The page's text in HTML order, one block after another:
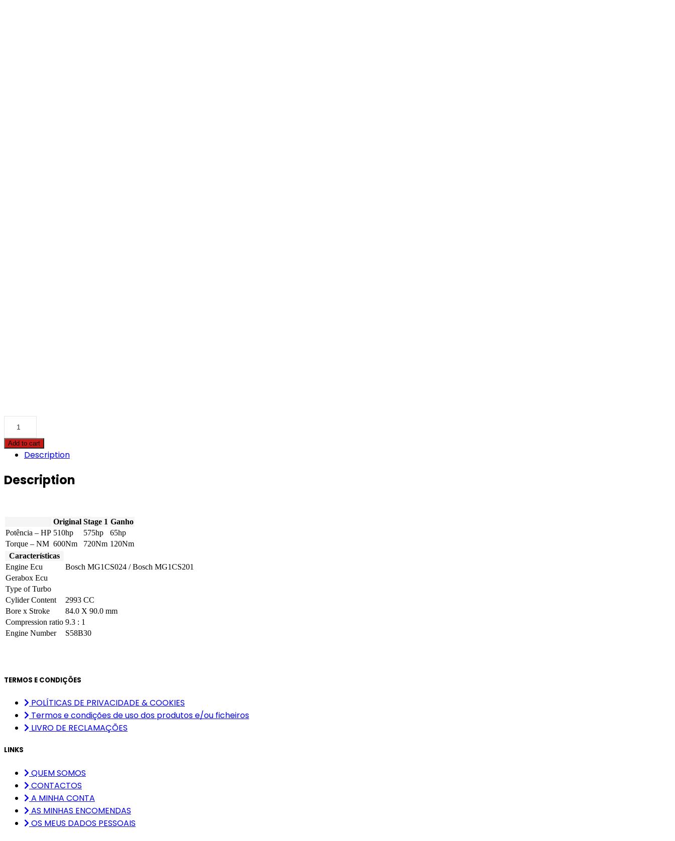
X4
M
xDrive
Steptronic
Add to cart
Description
Description
Original Stage 1 Ganho
Potência – HP 510hp 575hp
65hp
Torque – NM 600Nm 720Nm 120Nm
Características
Engine Ecu
Bosch MG1CS024 / Bosch MG1CS201
Gerabox Ecu
Type of Turbo
Cylider Content
2993 CC
Bore x Stroke
84.0 X 90.0 mm
Compression ratio 9.3 : 1
Engine Number
S58B30
TERMOS E CONDIÇÕES
POLÍTICAS DE PRIVACIDADE & COOKIES
Termos e condições de uso dos produtos e/ou ficheiros
LIVRO DE RECLAMAÇÕES
LINKS
QUEM SOMOS
CONTACTOS
A MINHA CONTA
AS MINHAS ENCOMENDAS
OS MEUS DADOS PESSOAIS